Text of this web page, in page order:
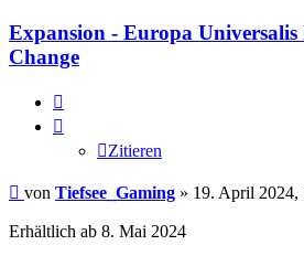
Expansion - Europa
Change
Zitieren
Beitrag
von Tiefsee_Gaming » 19. April 2024,
Erhältlich ab 8. Mai 2024